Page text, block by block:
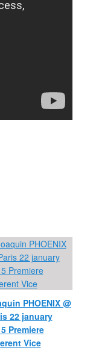
PHOENIX @
22 january
Premiere
Vice